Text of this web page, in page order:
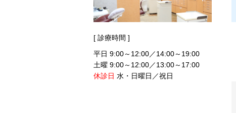
[ 診療時間 ]
平日 9:00～12:00／14:00～19:00
土曜 9:00～12:00／13:00～17:00
休診日 水・日曜日／祝日